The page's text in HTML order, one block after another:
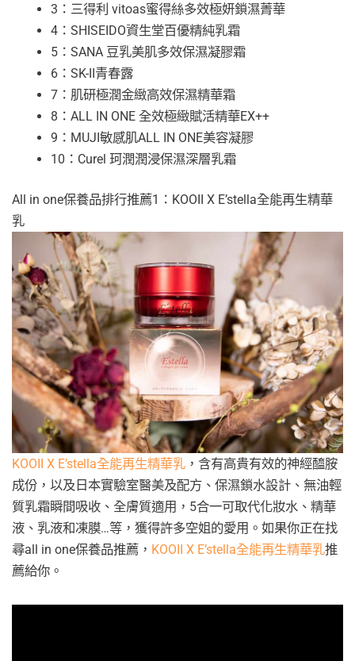
3：三得利 vitoas蜜得絲多效極妍鎖濕菁華
4：SHISEIDO資生堂百優精純乳霜
5：SANA 豆乳美肌多效保濕凝膠霜
6：SK-II青春露
7：肌研極潤金緻高效保濕精華霜
8：ALL IN ONE 全效極緻賦活精華EX++
9：MUJI敏感肌ALL IN ONE美容凝膠
10：Curel 珂潤潤浸保濕深層乳霜
All in one保養品排行推薦1：KOOII X E’stella全能再生精華
乳
KOOII X E’stella全能再生精華乳 ，含有高貴有效的神經醯胺
成份，以及日本實驗室醫美及配方、保濕鎖水設計、無油輕
質乳霜瞬間吸收、全膚質適用，5合一可取代化妝水、精華
液、乳液和凍膜…等，獲得許多空姐的愛用。如果你正在找
尋all in one保養品推薦， KOOII X E’stella全能再生精華乳推
薦給你。